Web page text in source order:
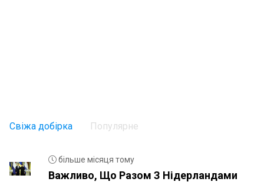
Свіжа добірка Популярне
більше місяця тому
Важливо, Що Разом З Нідерландами